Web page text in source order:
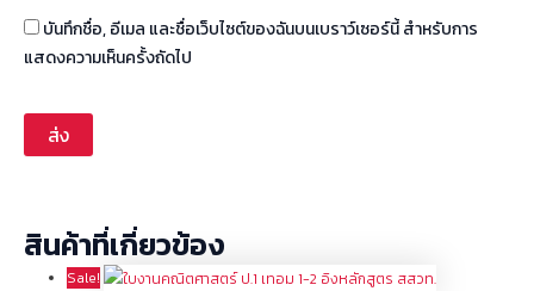
บันทึกชื่อ, อีเมล และชื่อเว็บไซต์ของฉันบนเบราว์เซอร์นี้ สำหรับการ
แสดงความเห็นครั้งถัดไป
สินค้าที่เกี่ยวข้อง
Sale!